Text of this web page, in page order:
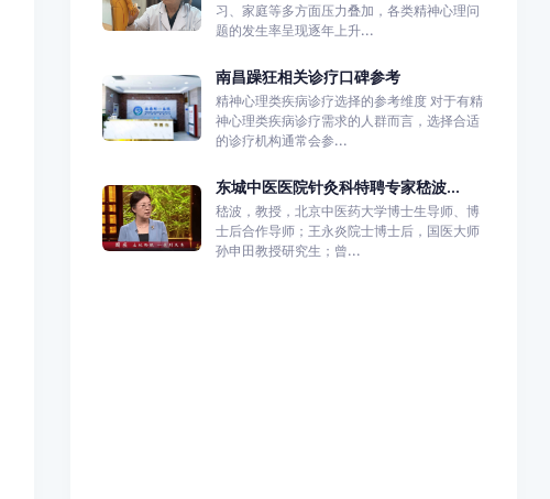
习、家庭等多方面压力叠加，各类精神心理问
题的发生率呈现逐年上升...
南昌躁狂相关诊疗口碑参考
精神心理类疾病诊疗选择的参考维度 对于有精
神心理类疾病诊疗需求的人群而言，选择合适
的诊疗机构通常会参...
东城中医医院针灸科特聘专家嵇波...
嵇波，教授，北京中医药大学博士生导师、博
士后合作导师；王永炎院士博士后，国医大师
孙申田教授研究生；曾...